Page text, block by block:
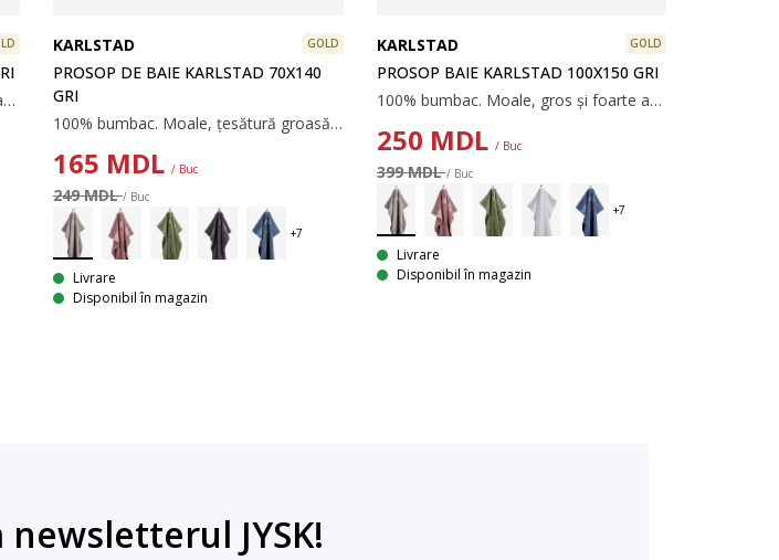
100% bumbac. Moale, gros și foarte absorbant. 500 g/m². 50x100 cm
KARLSTAD GOLD
PROSOP DE BAIE KARLSTAD 70X140
GRI
100% bumbac. Moale, țesătură groasă și foarte absorbant. 500 g/m². 70x140 cm
165 MDL / Buc
249 MDL/ Buc
Livrare
Disponibil în magazin
KARLSTAD GOLD
PROSOP BAIE KARLSTAD 100X150 GRI
100% bumbac. Moale, gros și foarte absorbant. 500 g/m². 100x150 cm
250 MDL / Buc
399 MDL/ Buc
Livrare
Disponibil în magazin
JYSK!